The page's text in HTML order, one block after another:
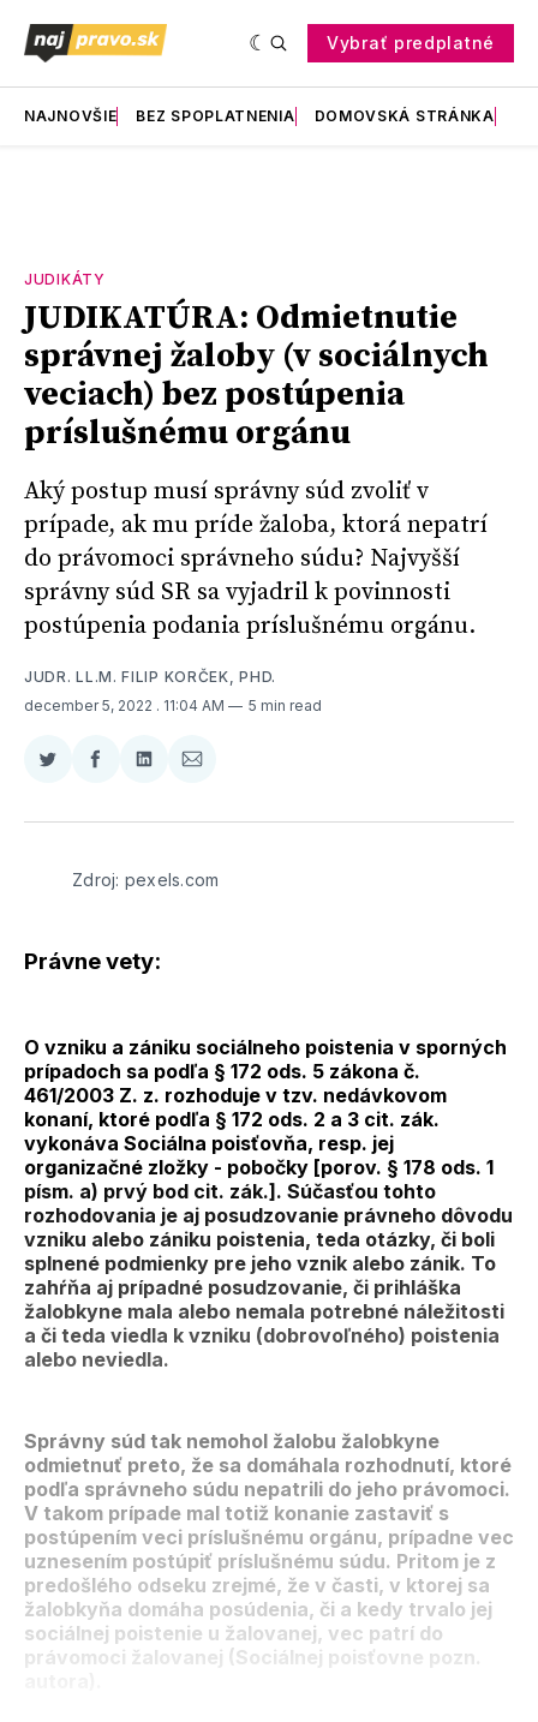
Vybrať predplatné
NAJNOVŠIE BEZ SPOPLATNENIA DOMOVSKÁ STRÁNKA
JUDIKÁTY
JUDIKATÚRA: Odmietnutie
správnej žaloby (v sociálnych
veciach) bez postúpenia
príslušnému orgánu
Aký postup musí správny súd zvoliť v
prípade, ak mu príde žaloba, ktorá nepatrí
do právomoci správneho súdu? Najvyšší
správny súd SR sa vyjadril k povinnosti
postúpenia podania príslušnému orgánu.
JUDR. LL.M. FILIP KORČEK, PHD.
december 5, 2022 . 11:04 AM 5 min read
Zdieľať
Twitter
Zdieľať
Facebooku
Zdieľať
LinkedIne
Zdieľať
E-
Zdroj: pexels.com
Právne vety:
O vzniku a zániku sociálneho poistenia v sporných
prípadoch sa podľa § 172 ods. 5 zákona č.
461/2003 Z. z. rozhoduje v tzv. nedávkovom
konaní, ktoré podľa § 172 ods. 2 a 3 cit. zák.
vykonáva Sociálna poisťovňa, resp. jej
organizačné zložky - pobočky [porov. § 178 ods. 1
písm. a) prvý bod cit. zák.]. Súčasťou tohto
rozhodovania je aj posudzovanie právneho dôvodu
vzniku alebo zániku poistenia, teda otázky, či boli
splnené podmienky pre jeho vznik alebo zánik. To
zahŕňa aj prípadné posudzovanie, či prihláška
žalobkyne mala alebo nemala potrebné náležitosti
a či teda viedla k vzniku (dobrovoľného) poistenia
alebo neviedla.
Správny súd tak nemohol žalobu žalobkyne
odmietnuť preto, že sa domáhala rozhodnutí, ktoré
podľa správneho súdu nepatrili do jeho právomoci.
V takom prípade mal totiž konanie zastaviť s
postúpením veci príslušnému orgánu, prípadne vec
uznesením postúpiť príslušnému súdu. Pritom je z
predošlého odseku zrejmé, že v časti, v ktorej sa
žalobkyňa domáha posúdenia, či a kedy trvalo jej
sociálnej poistenie u žalovanej, vec patrí do
právomoci žalovanej (Sociálnej poisťovne pozn.